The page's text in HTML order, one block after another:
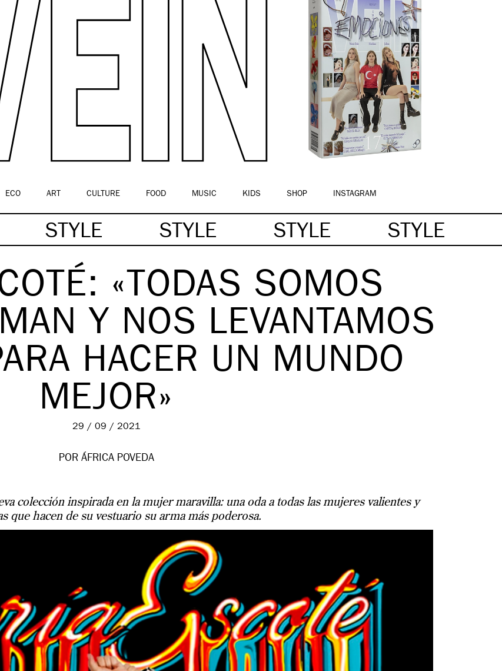
ECO ART CULTURE FOOD MUSIC KIDS SHOP INSTAGRAM
STYLE STYLE STYLE STYLE
«TODAS SOMOS
Y NOS LEVANTAMOS
HACER UN MUNDO
MEJOR»
29 / 09 / 2021
POR ÁFRICA POVEDA
colección inspirada en la mujer maravilla: una oda a todas las mujeres valientes y
que hacen de su vestuario su arma más poderosa.